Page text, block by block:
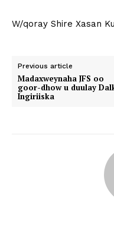
W/qoray Shire Xasan
Previous article
Madaxweynaha JFS oo
goor-dhow u duulay
Ingiriiska